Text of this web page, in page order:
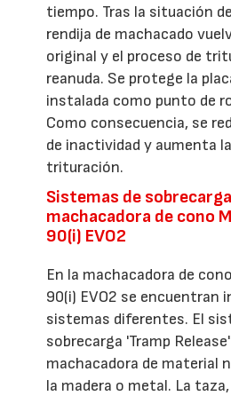
tiempo. Tras la situación
rendija de machacado
original y el proceso de
reanuda. Se protege la
instalada como punto de
Como consecuencia, se
de inactividad y aumenta
trituración.
Sistemas de
machacadora de cono
90(i) EVO2
En la machacadora de
90(i) EVO2 se encuentran
sistemas diferentes. El
sobrecarga 'Tramp
machacadora de material
la madera o metal. La